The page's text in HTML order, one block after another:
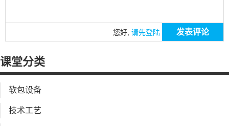
您好, 请先登陆 发表评论
课堂分类
软包设备
技术工艺